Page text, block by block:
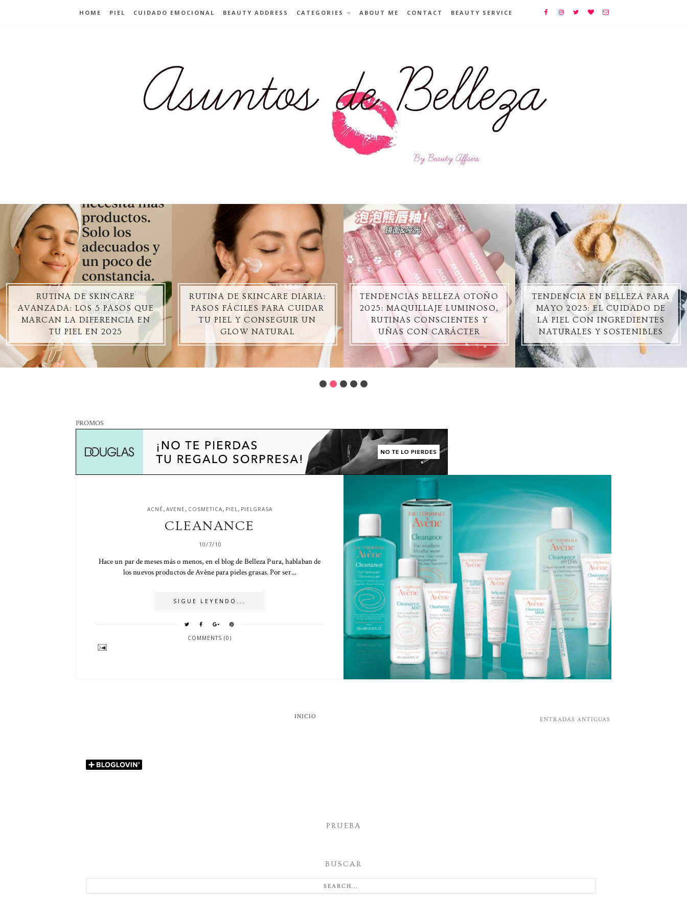
HOME PIEL CUIDADO EMOCIONAL BEAUTY ADDRESS CATEGORIES ABOUT ME CONTACT BEAUTY SERVICE
RUTINA DE SKINCARE
AVANZADA: LOS 5 PASOS QUE
MARCAN LA DIFERENCIA EN
TU PIEL EN 2025
RUTINA DE SKINCARE DIARIA:
PASOS FÁCILES PARA CUIDAR
TU PIEL Y CONSEGUIR UN
GLOW NATURAL
TENDENCIAS BELLEZA OTOÑO
2025: MAQUILLAJE LUMINOSO,
RUTINAS CONSCIENTES Y
UÑAS CON CARÁCTER
TENDENCIA EN BELLEZA PARA
MAYO 2025: EL CUIDADO DE
LA PIEL CON INGREDIENTES
NATURALES Y SOSTENIBLES
PROMOS
ACNÉ , AVENE , COSMETICA, PIEL, PIELGRASA
CLEANANCE
10/7/10
Hace un par de meses más o menos, en el blog de Belleza Pura, hablaban de
los nuevos productos de Avène para pieles grasas. Por ser...
SIGUE LEYENDO...
COMMENTS (0)
ENTRADAS ANTIGUAS
INICIO
PRUEBA
BUSCAR